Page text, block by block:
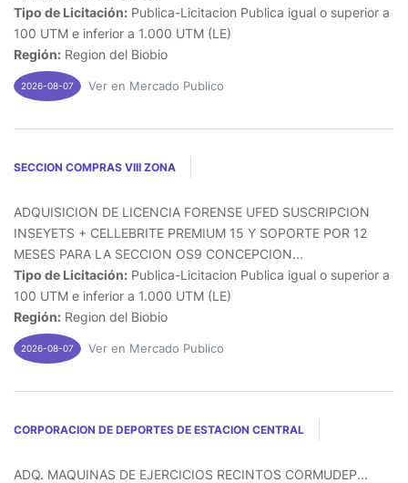
Tipo de Licitación: Publica-Licitacion Publica igual o superior a
100 UTM e inferior a 1.000 UTM (LE)
Región: Region del Biobio
2026-08-07 Ver en Mercado Publico
SECCION COMPRAS VIII ZONA
ADQUISICION DE LICENCIA FORENSE UFED SUSCRIPCION
INSEYETS + CELLEBRITE PREMIUM 15 Y SOPORTE POR 12
MESES PARA LA SECCION OS9 CONCEPCION...
Tipo de Licitación: Publica-Licitacion Publica igual o superior a
100 UTM e inferior a 1.000 UTM (LE)
Región: Region del Biobio
2026-08-07 Ver en Mercado Publico
CORPORACION DE DEPORTES DE ESTACION CENTRAL
ADQ. MAQUINAS DE EJERCICIOS RECINTOS CORMUDEP...